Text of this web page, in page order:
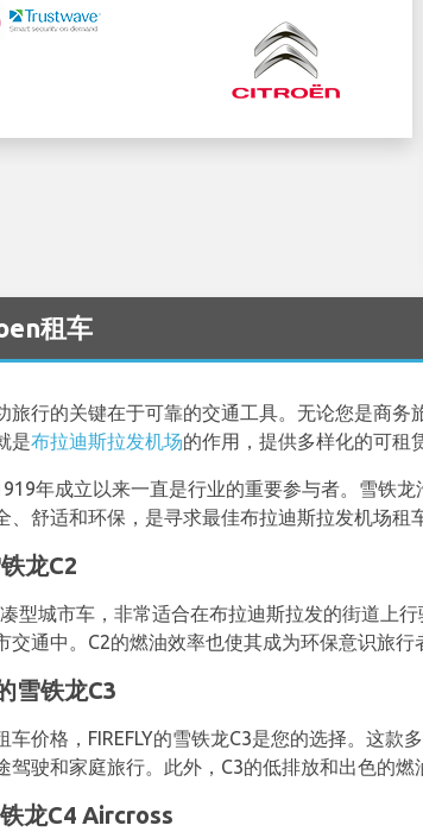
租车
旅行的关键在于可靠的交通工具。无论您是商
是布拉迪斯拉发机场的作用，提供多样化的可租
年成立以来一直是行业的重要参与者。雪铁
舒适和环保，是寻求最佳布拉迪斯拉发机场租
龙C2
型城市车，非常适合在布拉迪斯拉发的街道上
通中。C2的燃油效率也使其成为环保意识旅行
雪铁龙C3
价格，FIREFLY的雪铁龙C3是您的选择。这款
驶和家庭旅行。此外，C3的低排放和出色的燃
龙C4 Aircross